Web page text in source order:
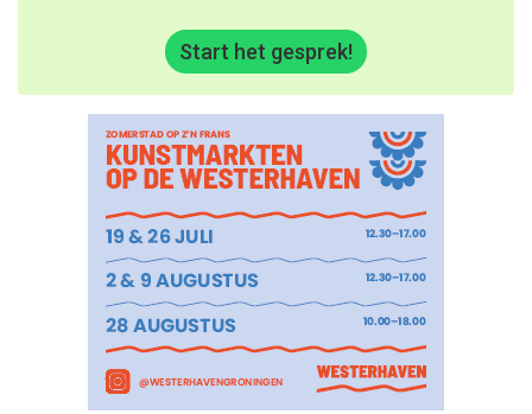
Start het gesprek!